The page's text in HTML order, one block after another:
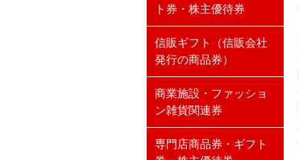
ト券・株主優待券
信販ギフト（信販会社
発行の商品券）
商業施設・ファッショ
ン雑貨関連券
専門店商品券・ギフト